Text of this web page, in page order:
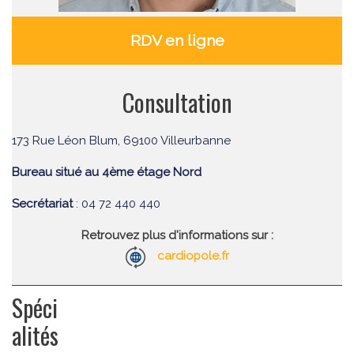
RDV en ligne
Consultation
173 Rue Léon Blum, 69100 Villeurbanne
Bureau situé au 4ème étage Nord
Secrétariat : 04 72 440 440
Retrouvez plus d'informations sur :
cardiopole.fr
Spéci
alités